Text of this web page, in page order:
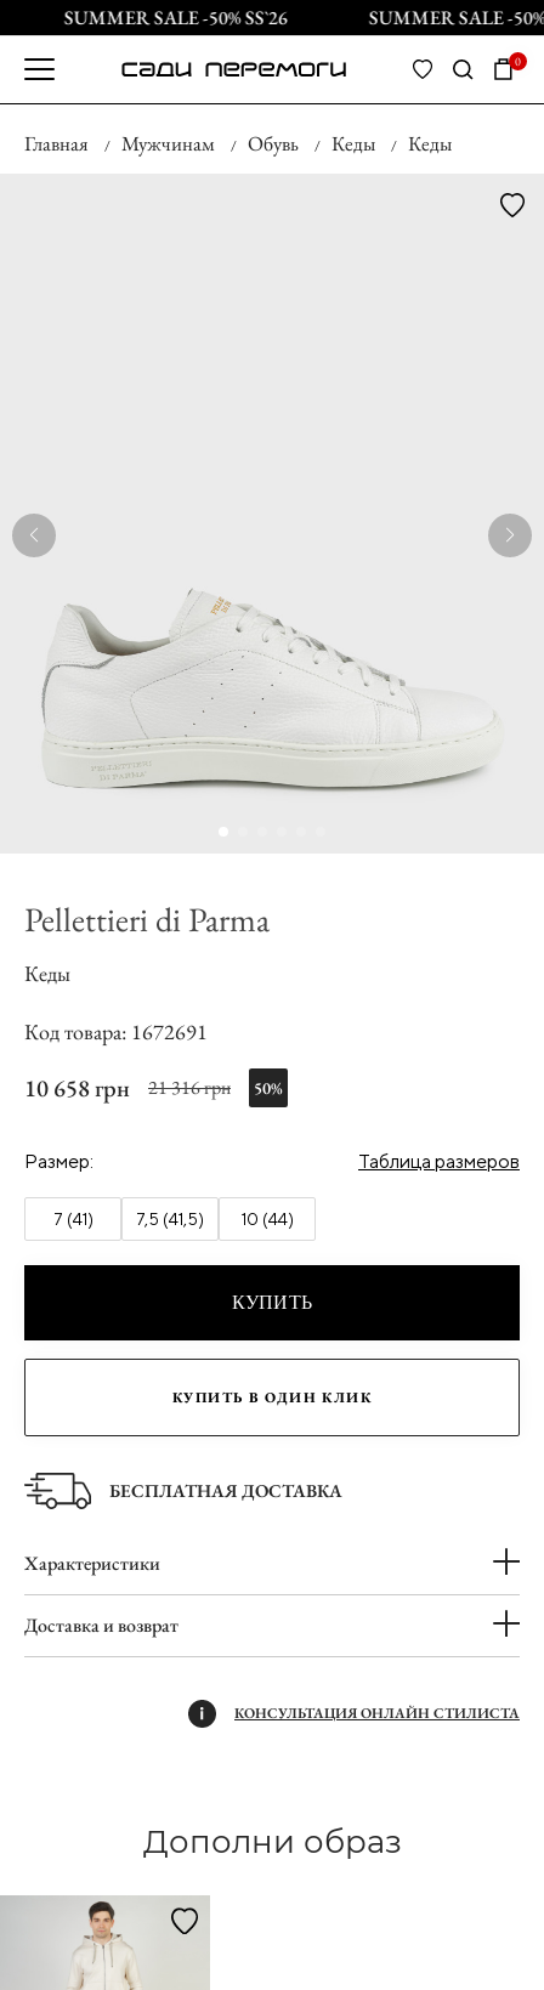
SUMMER SALE -50% SS`26 SUMMER SALE -50%
0
Главная Мужчинам Обувь Кеды Кеды
Pellettieri di Parma
Кеды
Код товара: 1672691
10 658 грн 21 316 грн 50%
Размер: Таблица размеров
7 (41) 7,5 (41,5) 10 (44)
КУПИТЬ
КУПИТЬ В ОДИН КЛИК
БЕСПЛАТНАЯ ДОСТАВКА
Характеристики
Доставка и возврат
КОНСУЛЬТАЦИЯ ОНЛАЙН СТИЛИСТА
Дополни образ